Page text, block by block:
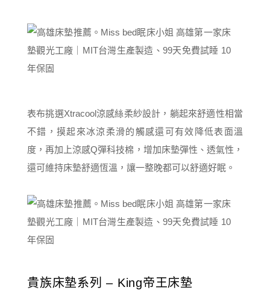
表布挑選Xtracool涼感絲柔紗設計，躺起來舒適性相當
不錯，摸起來冰涼柔滑的觸感還可有效降低表面溫
度，再加上涼感Q彈科技棉，增加床墊彈性、透氣性，
還可維持床墊舒適恆溫，讓一整晚都可以舒適好眠。
貴族床墊系列 – King帝王床墊